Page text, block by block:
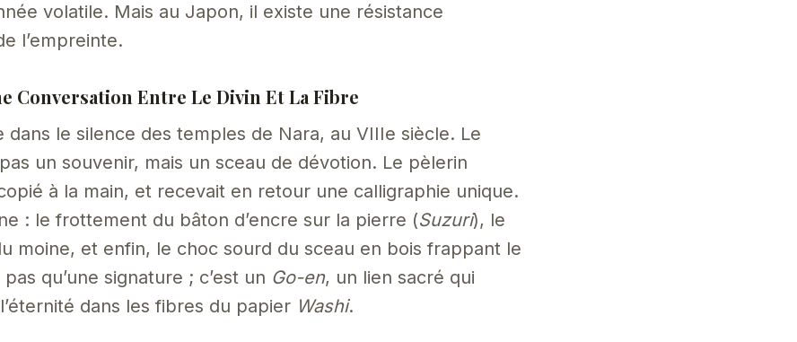
volatile. Mais au Japon, il existe une résistance
l’empreinte.
Conversation Entre Le Divin Et La Fibre
dans le silence des temples de Nara, au VIIIe siècle. Le
un souvenir, mais un sceau de dévotion. Le pèlerin
à la main, et recevait en retour une calligraphie unique.
: le frottement du bâton d’encre sur la pierre (Suzuri), le
moine, et enfin, le choc sourd du sceau en bois frappant le
qu’une signature ; c’est un Go-en, un lien sacré qui
dans les fibres du papier Washi.